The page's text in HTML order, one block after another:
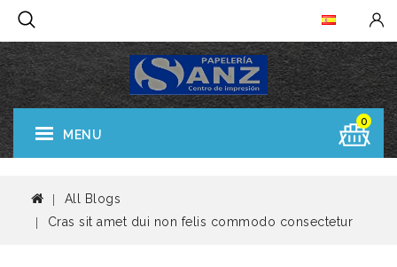
MENU
0
All Blogs
Cras sit amet dui non felis commodo consectetur